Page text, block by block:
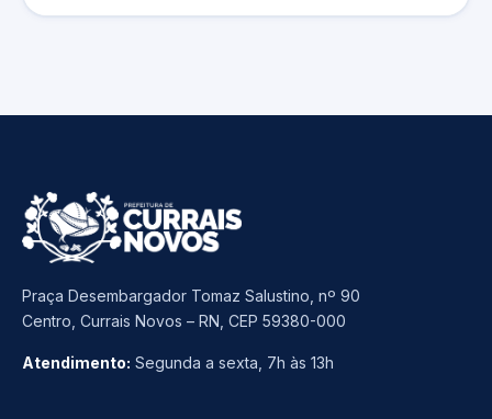
Praça Desembargador Tomaz Salustino, nº 90
Centro, Currais Novos – RN, CEP 59380-000
Atendimento: Segunda a sexta, 7h às 13h